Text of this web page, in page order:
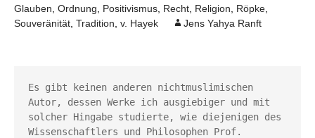
Glauben Ordnung Positivismus Recht Religion Röpke
Souveränität Tradition v. Hayek Jens Yahya Ranft
Es gibt keinen anderen nichtmuslimischen
Autor, dessen Werke ich ausgiebiger und mit
solcher Hingabe studierte, wie diejenigen des
Wissenschaftlers und Philosophen Prof.